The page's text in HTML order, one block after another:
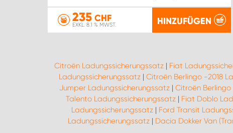
235 CHF
EXKL. 8.1 % MWST. HINZUFÜGEN
Citroën Ladungssicherungssatz | Fiat
Ladungssicherungssatz | Citroën Berlingo -2018
Jumper Ladungssicherungssatz| Citroën
Talento Ladungssicherungssatz | Fiat Doblo
Ladungssicherungssatz| Ford Transit
Ladungssicherungssatz | Dacia Dokker Van